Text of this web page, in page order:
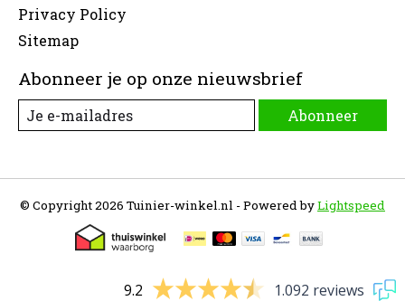
Privacy Policy
Sitemap
Abonneer je op onze nieuwsbrief
Abonneer
© Copyright 2026 Tuinier-winkel.nl - Powered byLightspeed
9.2 1.092 reviews